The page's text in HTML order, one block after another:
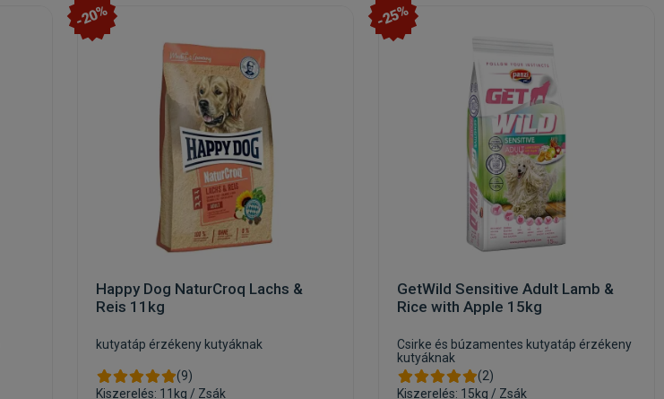
-20%
Happy Dog NaturCroq Lachs &
Reis 11kg
kutyatáp érzékeny kutyáknak
(9)
Kiszerelés: 11kg / Zsák
-25%
GetWild Sensitive Adult Lamb &
Rice with Apple 15kg
Csirke és búzamentes kutyatáp érzékeny
kutyáknak
(2)
Kiszerelés: 15kg / Zsák